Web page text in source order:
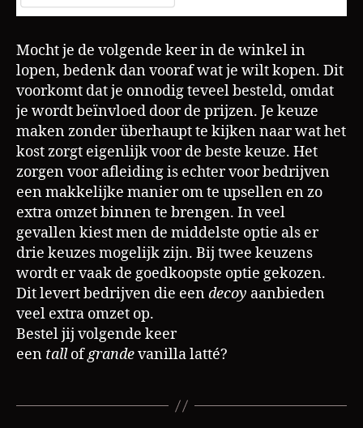
Mocht je de volgende keer in de winkel in
lopen, bedenk dan vooraf wat je wilt kopen. Dit
voorkomt dat je onnodig teveel besteld, omdat
je wordt beïnvloed door de prijzen. Je keuze
maken zonder überhaupt te kijken naar wat het
kost zorgt eigenlijk voor de beste keuze. Het
zorgen voor afleiding is echter voor bedrijven
een makkelijke manier om te upsellen en zo
extra omzet binnen te brengen. In veel
gevallen kiest men de middelste optie als er
drie keuzes mogelijk zijn. Bij twee keuzens
wordt er vaak de goedkoopste optie gekozen.
Dit levert bedrijven die eendecoy aanbieden
veel extra omzet op.
Bestel jij volgende keer
een tallofgrandevanilla latté?